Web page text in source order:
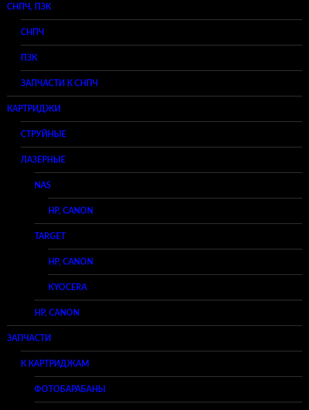
СНПЧ, ПЗК
СНПЧ
ПЗК
ЗАПЧАСТИ К СНПЧ
КАРТРИДЖИ
СТРУЙНЫЕ
ЛАЗЕРНЫЕ
NAS
HP, CANON
TARGET
HP, CANON
KYOCERA
HP, CANON
ЗАПЧАСТИ
К КАРТРИДЖАМ
ФОТОБАРАБАНЫ